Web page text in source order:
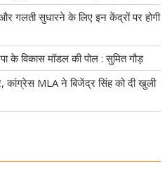
गलती सुधारने के लिए इन केंद्रों पर होगी
के विकास मॉडल की पोल : सुमित गौड़
कांग्रेस MLA ने बिजेंद्र सिंह को दी खुली